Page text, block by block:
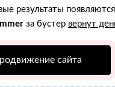
результаты
за бустер вернут
сайта